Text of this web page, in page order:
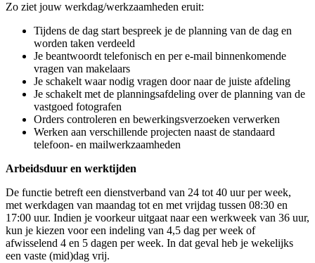
Zo ziet jouw werkdag/werkzaamheden eruit:
Tijdens de dag start bespreek je de planning van de dag en
worden taken verdeeld
Je beantwoordt telefonisch en per e-mail binnenkomende
vragen van makelaars
Je schakelt waar nodig vragen door naar de juiste afdeling
Je schakelt met de planningsafdeling over de planning van de
vastgoed fotografen
Orders controleren en bewerkingsverzoeken verwerken
Werken aan verschillende projecten naast de standaard
telefoon- en mailwerkzaamheden
Arbeidsduur en werktijden
De functie betreft een dienstverband van 24 tot 40 uur per week,
met werkdagen van maandag tot en met vrijdag tussen 08:30 en
17:00 uur. Indien je voorkeur uitgaat naar een werkweek van 36 uur,
kun je kiezen voor een indeling van 4,5 dag per week of
afwisselend 4 en 5 dagen per week. In dat geval heb je wekelijks
een vaste (mid)dag vrij.